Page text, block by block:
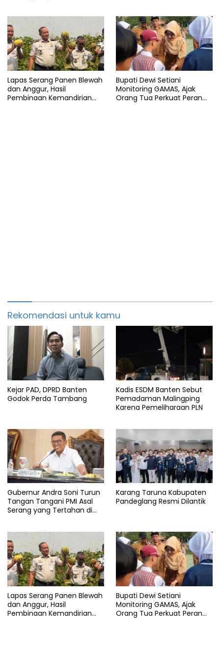
Lapas Serang Panen Blewah
dan Anggur, Hasil
Pembinaan Kemandirian
Bupati Dewi Setiani
Monitoring GAMAS, Ajak
Orang Tua Perkuat Peran
Rekomendasi untuk kamu
Kejar PAD, DPRD Banten
Godok Perda Tambang
Kadis ESDM Banten Sebut
Pemadaman Malingping
Karena Pemeliharaan PLN
Gubernur Andra Soni Turun
Tangan Tangani PMI Asal
Serang yang Tertahan di
Karang Taruna Kabupaten
Pandeglang Resmi Dilantik
Lapas Serang Panen Blewah
dan Anggur, Hasil
Pembinaan Kemandirian
Bupati Dewi Setiani
Monitoring GAMAS, Ajak
Orang Tua Perkuat Peran